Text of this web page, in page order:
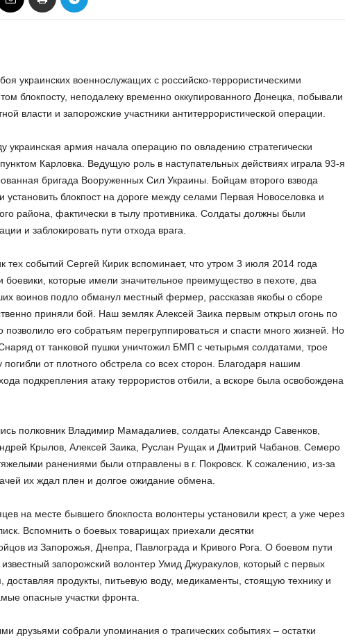
украинских военнослужащих с российско-террористическими
блокпосту, неподалеку временно оккупированного Донецка, побывали
власти и запорожские участники антитеррористической операции.
украинская армия начала операцию по овладению стратегически
Карловка. Ведущую роль в наступательных действиях играла 93-я
бригада Вооруженных Сил Украины. Бойцам второго взвода
установить блокпост на дороге между селами Первая Новоселовка и
района, фактически в тылу противника. Солдаты должны были
и заблокировать пути отхода врага.
тех событий Сергей Кирик вспоминает, что утром 3 июля 2014 года
боевики, которые имели значительное преимущество в пехоте, два
воинов подло обманул местный фермер, рассказав якобы о сборе
приняли бой. Наш земляк Алексей Заика первым открыл огонь по
позволило его собратьям перегруппироваться и спасти много жизней. Но
от танковой пушки уничтожил БМП с четырьмя солдатами, трое
погибли от плотного обстрела со всех сторон. Благодаря нашим
подкрепления атаку террористов отбили, а вскоре была освобождена
полковник Владимир Мамадалиев, солдаты Александр Савенков,
Крылов, Алексей Заика, Руслан Рущак и Дмитрий Чабанов. Семеро
ранениями были отправлены в г. Покровск. К сожалению, из-за
их ждал плен и долгое ожидание обмена.
на месте бывшего блокпоста волонтеры установили крест, а уже через
Вспомнить о боевых товарищах приехали десятки
из Запорожья, Днепра, Павлограда и Кривого Рога. О боевом пути
запорожский волонтер Умид Джуракулов, который с первых
доставляя продукты, питьевую воду, медикаменты, стоящую технику и
опасные участки фронта.
друзьями собрали упоминания о трагических событиях – остатки